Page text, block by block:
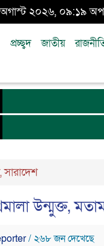
অগাস্ট ২০২৬, ০৯:১৯
প্রচ্ছ্বদ জাতীয়
,সারাদেশ
উন্মুক্ত,
/ ২৬৮ জন দেখেছে